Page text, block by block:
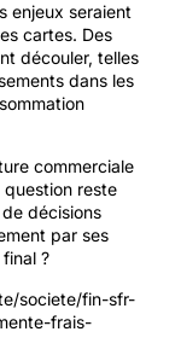
enjeux seraient
cartes. Des
découler, telles
dans les
commerciale
question reste
décisions
par ses
?
societe/fin-sfr-
frais-